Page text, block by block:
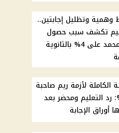
وهمية وتظليل إجابتين..
تكشف سبب حصول
ريم محمد على 4% بالثانوية
الكاملة لأزمة ريم صاحبة
رد التعليم ومحضر بعد
أوراق الإجابة